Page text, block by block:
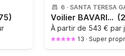
6 · SANTA TERESA
Voilier BAVARIA YACHT GMBH BAVARIA 40 11.9m
À partir de 543 € par
13 · Super